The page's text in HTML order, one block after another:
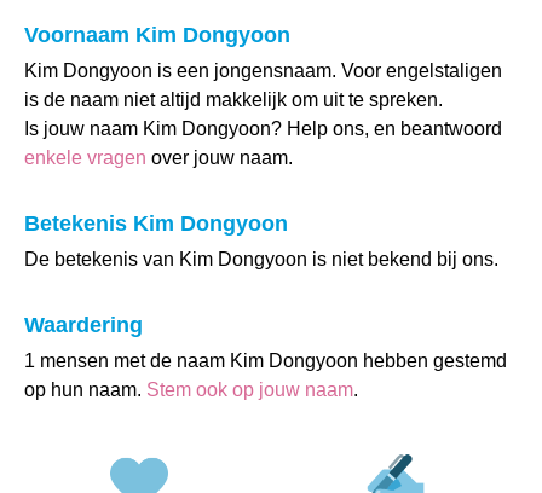
Voornaam Kim Dongyoon
Kim Dongyoon is een jongensnaam. Voor engelstaligen
is de naam niet altijd makkelijk om uit te spreken.
Is jouw naam Kim Dongyoon? Help ons, en beantwoord
enkele vragen over jouw naam.
Betekenis Kim Dongyoon
De betekenis van Kim Dongyoon is niet bekend bij ons.
Waardering
1 mensen met de naam Kim Dongyoon hebben gestemd
op hun naam. Stem ook op jouw naam.